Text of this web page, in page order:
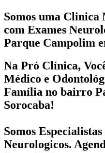
Somos uma
com Exames
Parque Campolim
Na Pró Clínica,
Médico e
Família no bairro
Sorocaba!
Somos Especialistas
Neurologicos.